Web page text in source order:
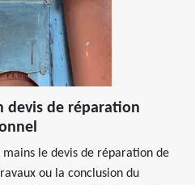
devis de réparation
mains le devis de réparation de
ou la conclusion du